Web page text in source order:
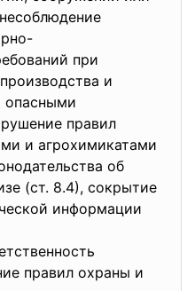
при
и
опасными
правил
и агрохимикатами
об
(ст. 8.4), сокрытие
информации
правил охраны и